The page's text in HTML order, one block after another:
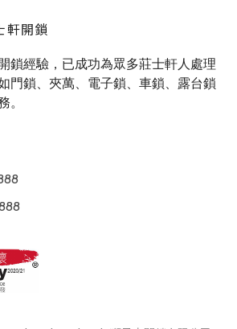
開鎖
鎖經驗，已成功為眾多莊士軒人處理
門鎖、夾萬、電子鎖、車鎖、露台鎖
。